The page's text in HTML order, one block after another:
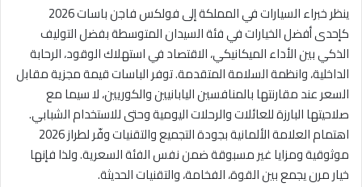
ينظر خبراء السيارات في المملكة إلى فولكس فاجن باسات 2026
كإحدى أفضل الخيارات في فئة السيدان المتوسطة بفضل التوليف
الذكي بين الأداء الميكانيكي، الاقتصاد في استهلاك الوقود، الرحابة
الداخلية، وانظمة السلامة المتقدمة. توفر الباسات قيمة مجزية مقابل
السعر عند مقارنتها بالمنافسين اليابانيين والكوريين، لا سيما مع
صلاحيتها البارزة للعائلات والرحلات اليومية وحتى للاستخدام الشبابي.
اهتمام العلامة الألمانية بجودة التجميع والتقنيات وفّر لطراز 2026
موثوقية ومزايا غير مسبوقة ضمن نفس الفئة السعرية. ولذا فإنها
خيار مرن يجمع بين القوة، الفخامة، والتقنيات الحديثة.